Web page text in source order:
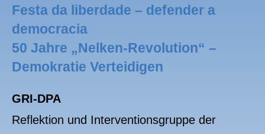
Festa da liberdade – defender a
democracia
50 Jahre „Nelken-Revolution“ –
Demokratie Verteidigen
GRI-DPA
Reflektion und Interventionsgruppe der